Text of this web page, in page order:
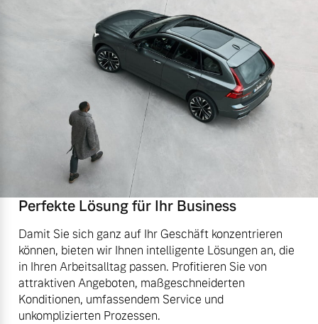
Perfekte Lösung für Ihr Business
Damit Sie sich ganz auf Ihr Geschäft konzentrieren
können, bieten wir Ihnen intelligente Lösungen an, die
in Ihren Arbeitsalltag passen. Profitieren Sie von
attraktiven Angeboten, maßgeschneiderten
Konditionen, umfassendem Service und
unkomplizierten Prozessen.